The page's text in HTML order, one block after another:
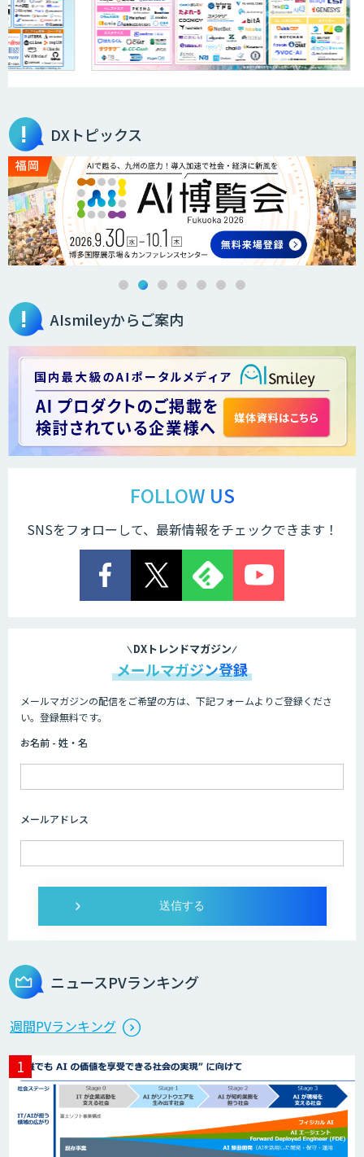
DXトピックス
AIsmileyからご案内
FOLLOW US
SNSをフォローして、最新情報をチェックできます！
DXトレンドマガジン
メールマガジン登録
メールマガジンの配信をご希望の方は、下記フォームよりご登録くださ
い。登録無料です。
お名前 - 姓・名
メールアドレス
ニュースPVランキング
週間PVランキング